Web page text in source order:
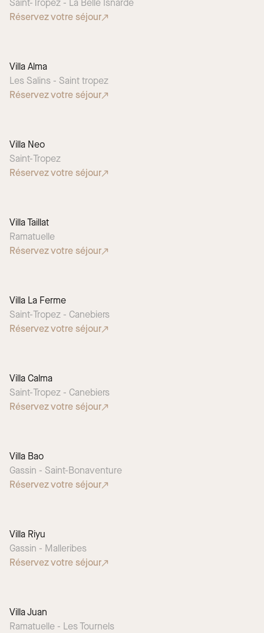
Saint-Tropez - La Belle Isnarde
Réservez votre séjour
Villa Alma
Les Salins - Saint tropez
Réservez votre séjour
Villa Neo
Saint-Tropez
Réservez votre séjour
Villa Taillat
Ramatuelle
Réservez votre séjour
Villa La Ferme
Saint-Tropez - Canebiers
Réservez votre séjour
CHOIX SAISONNIER
Villa Calma
Saint-Tropez - Canebiers
Réservez votre séjour
Villa Bao
Gassin - Saint-Bonaventure
Réservez votre séjour
CHOIX SAISONNIER
Villa Riyu
Gassin - Malleribes
Réservez votre séjour
Villa Juan
Ramatuelle - Les Tournels